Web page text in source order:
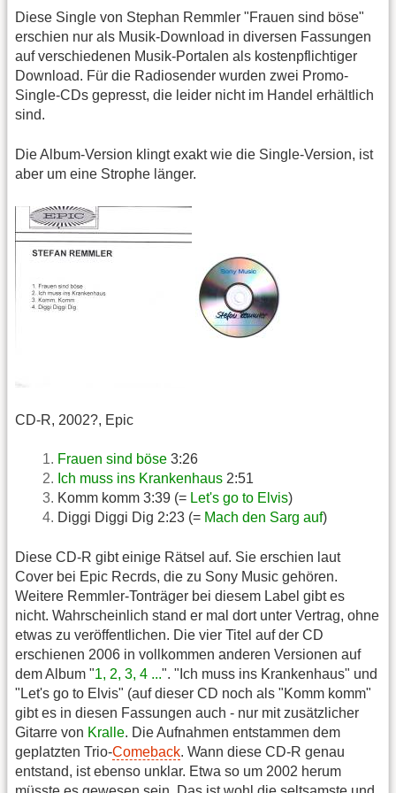
Diese Single von Stephan Remmler "Frauen sind böse"
erschien nur als Musik-Download in diversen Fassungen
auf verschiedenen Musik-Portalen als kostenpflichtiger
Download. Für die Radiosender wurden zwei Promo-
Single-CDs gepresst, die leider nicht im Handel erhältlich
sind.
Die Album-Version klingt exakt wie die Single-Version, ist
aber um eine Strophe länger.
CD-R, 2002?, Epic
Frauen sind böse 3:26
Ich muss ins Krankenhaus 2:51
Komm komm 3:39 (= Let's go to Elvis)
Diggi Diggi Dig 2:23 (= Mach den Sarg auf)
Diese CD-R gibt einige Rätsel auf. Sie erschien laut
Cover bei Epic Recrds, die zu Sony Music gehören.
Weitere Remmler-Tonträger bei diesem Label gibt es
nicht. Wahrscheinlich stand er mal dort unter Vertrag, ohne
etwas zu veröffentlichen. Die vier Titel auf der CD
erschienen 2006 in vollkommen anderen Versionen auf
dem Album "1, 2, 3, 4 ...". "Ich muss ins Krankenhaus" und
"Let's go to Elvis" (auf dieser CD noch als "Komm komm"
gibt es in diesen Fassungen auch - nur mit zusätzlicher
Gitarre von Kralle. Die Aufnahmen entstammen dem
geplatzten Trio-Comeback. Wann diese CD-R genau
entstand, ist ebenso unklar. Etwa so um 2002 herum